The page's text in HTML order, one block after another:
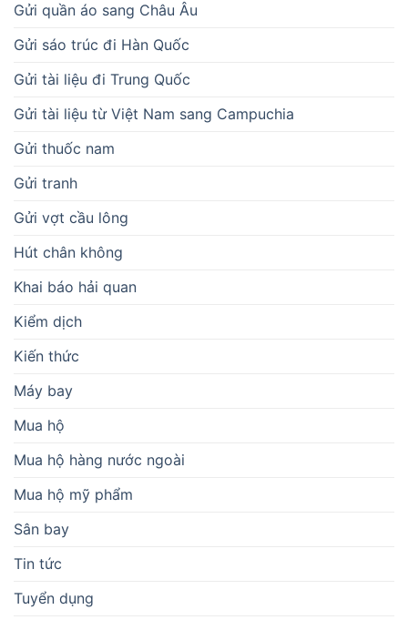
Gửi quần áo sang Châu Âu
Gửi sáo trúc đi Hàn Quốc
Gửi tài liệu đi Trung Quốc
Gửi tài liệu từ Việt Nam sang Campuchia
Gửi thuốc nam
Gửi tranh
Gửi vợt cầu lông
Hút chân không
Khai báo hải quan
Kiểm dịch
Kiến thức
Máy bay
Mua hộ
Mua hộ hàng nước ngoài
Mua hộ mỹ phẩm
Sân bay
Tin tức
Tuyển dụng